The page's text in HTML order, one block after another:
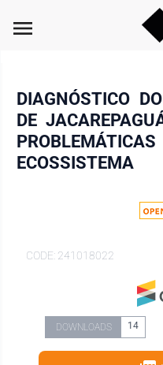
menu
DIAGNÓSTICO
DE
ECOSSISTEMA
CODE: 241018022
DOWNLOADS 14